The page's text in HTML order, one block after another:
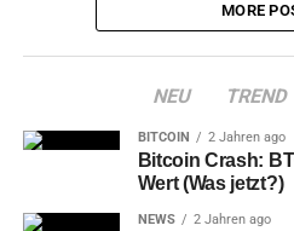
MORE
NEU TREND
BITCOIN 2 Jahren ago
Bitcoin Crash:
Wert (Was jetzt?)
NEWS 2 Jahren ago